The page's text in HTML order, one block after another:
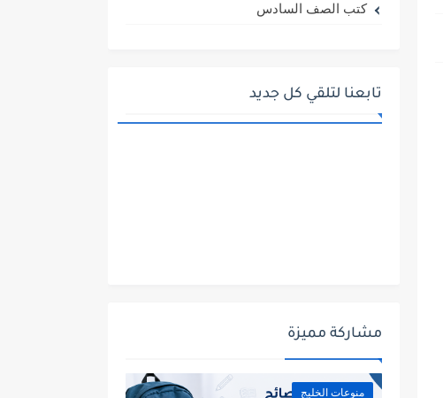
كتب الصف السادس
تابعنا لتلقي كل جديد
مشاركة مميزة
منوعات الخليج